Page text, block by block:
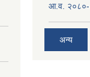
आ.व. २०८०-
अन्य